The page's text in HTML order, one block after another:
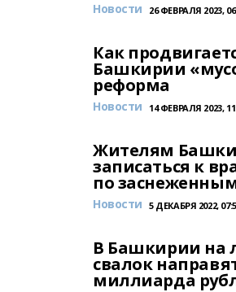
Новости 26 ФЕВРАЛЯ 2023,
Как
Башкирии
реформа
Новости 14 ФЕВРАЛЯ 2023,
Жителям
записаться к
по
Новости 5 ДЕКАБРЯ 2022,
В Башкирии на
свалок
миллиарда